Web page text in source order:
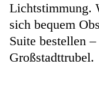
Lichtstimmung.
sich bequem
Suite bestellen
Großstadttrubel.